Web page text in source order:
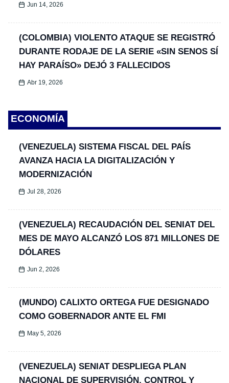
Jun 14, 2026
(COLOMBIA) VIOLENTO ATAQUE SE REGISTRÓ
DURANTE RODAJE DE LA SERIE «SIN SENOS SÍ
HAY PARAÍSO» DEJÓ 3 FALLECIDOS
Abr 19, 2026
ECONOMÍA
(VENEZUELA) SISTEMA FISCAL DEL PAÍS
AVANZA HACIA LA DIGITALIZACIÓN Y
MODERNIZACIÓN
Jul 28, 2026
(VENEZUELA) RECAUDACIÓN DEL SENIAT DEL
MES DE MAYO ALCANZÓ LOS 871 MILLONES DE
DÓLARES
Jun 2, 2026
(MUNDO) CALIXTO ORTEGA FUE DESIGNADO
COMO GOBERNADOR ANTE EL FMI
May 5, 2026
(VENEZUELA) SENIAT DESPLIEGA PLAN
NACIONAL DE SUPERVISIÓN, CONTROL Y